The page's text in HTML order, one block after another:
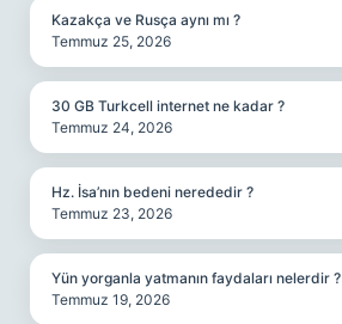
Kazakça ve Rusça aynı mı ?
Temmuz 25, 2026
30 GB Turkcell internet ne kadar ?
Temmuz 24, 2026
Hz. İsa’nın bedeni nerededir ?
Temmuz 23, 2026
Yün yorganla yatmanın faydaları nelerdir ?
Temmuz 19, 2026